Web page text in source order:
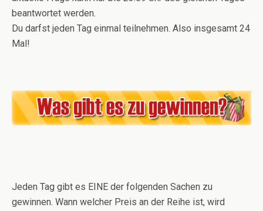
beantwortet werden.
Du darfst jeden Tag einmal teilnehmen. Also insgesamt 24
Mal!
Jeden Tag gibt es EINE der folgenden Sachen zu
gewinnen. Wann welcher Preis an der Reihe ist, wird